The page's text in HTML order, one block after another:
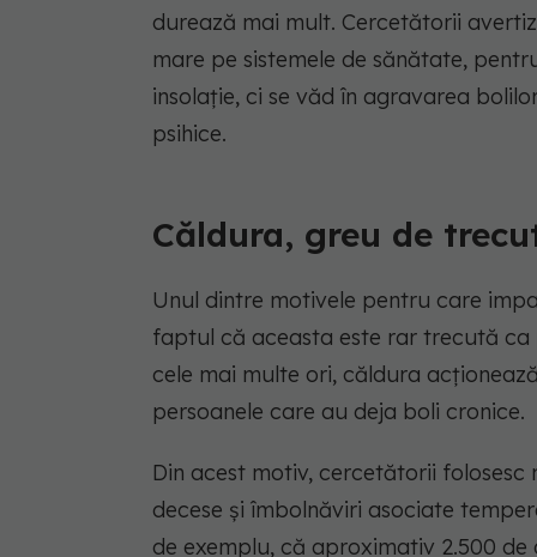
durează mai mult. Cercetătorii
mare pe sistemele de sănătate,
insolație, ci se văd în agravarea
psihice.
Căldura, greu de
Unul dintre motivele pentru care
faptul că aceasta este rar trecută ca
cele mai multe ori, căldura
persoanele care au deja boli cronice.
Din acest motiv, cercetătorii
decese și îmbolnăviri asociate
de exemplu, că aproximativ 2.500